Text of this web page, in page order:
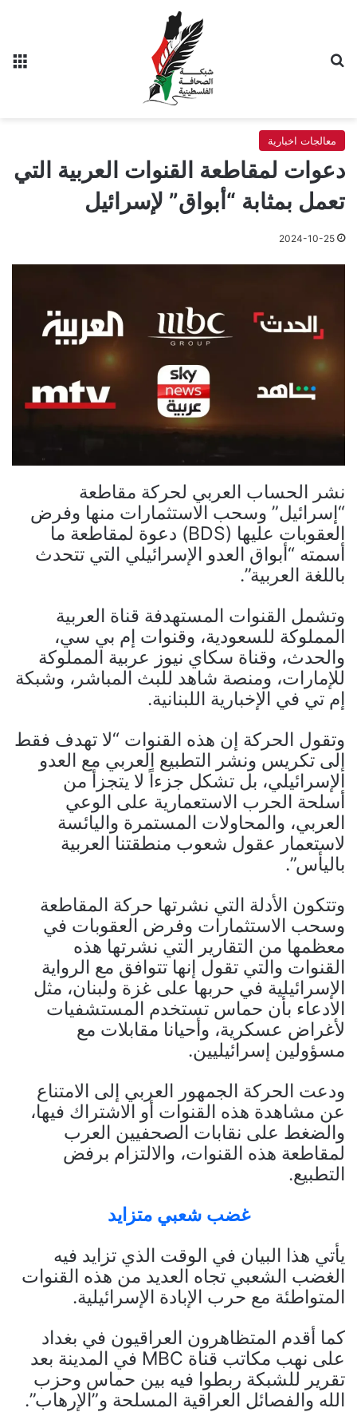
معالجات اخبارية
دعوات لمقاطعة القنوات العربية التي
تعمل بمثابة “أبواق” لإسرائيل
2024-10-25
نشر الحساب العربي لحركة مقاطعة
“إسرائيل” وسحب الاستثمارات منها وفرض
العقوبات عليها (BDS) دعوة لمقاطعة ما
أسمته “أبواق العدو الإسرائيلي التي تتحدث
باللغة العربية”.
وتشمل القنوات المستهدفة قناة العربية
المملوكة للسعودية، وقنوات إم بي سي،
والحدث، وقناة سكاي نيوز عربية المملوكة
للإمارات، ومنصة شاهد للبث المباشر، وشبكة
إم تي في الإخبارية اللبنانية.
وتقول الحركة إن هذه القنوات “لا تهدف فقط
إلى تكريس ونشر التطبيع العربي مع العدو
الإسرائيلي، بل تشكل جزءاً لا يتجزأ من
أسلحة الحرب الاستعمارية على الوعي
العربي، والمحاولات المستمرة واليائسة
لاستعمار عقول شعوب منطقتنا العربية
باليأس”.
وتتكون الأدلة التي نشرتها حركة المقاطعة
وسحب الاستثمارات وفرض العقوبات في
معظمها من التقارير التي نشرتها هذه
القنوات والتي تقول إنها تتوافق مع الرواية
الإسرائيلية في حربها على غزة ولبنان، مثل
الادعاء بأن حماس تستخدم المستشفيات
لأغراض عسكرية، وأحيانا مقابلات مع
مسؤولين إسرائيليين.
ودعت الحركة الجمهور العربي إلى الامتناع
عن مشاهدة هذه القنوات أو الاشتراك فيها،
والضغط على نقابات الصحفيين العرب
لمقاطعة هذه القنوات، والالتزام برفض
التطبيع.
غضب شعبي متزايد
يأتي هذا البيان في الوقت الذي تزايد فيه
الغضب الشعبي تجاه العديد من هذه القنوات
المتواطئة مع حرب الإبادة الإسرائيلية.
كما أقدم المتظاهرون العراقيون في بغداد
على نهب مكاتب قناة MBC في المدينة بعد
تقرير للشبكة ربطوا فيه بين حماس وحزب
الله والفصائل العراقية المسلحة و”الإرهاب”.